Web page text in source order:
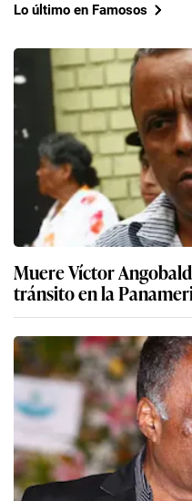
Lo último en Famosos
Muere Víctor
tránsito en la